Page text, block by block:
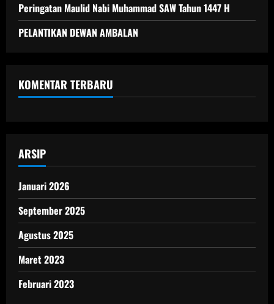
Peringatan Maulid Nabi Muhammad SAW Tahun 1447 H
PELANTIKAN DEWAN AMBALAN
KOMENTAR TERBARU
ARSIP
Januari 2026
September 2025
Agustus 2025
Maret 2023
Februari 2023